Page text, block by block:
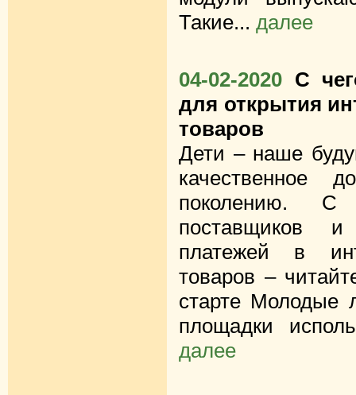
Такие... далее
04-02-2020 С
для открытия
товаров
Дети – наше
качественное
поколению. С
поставщиков
платежей в
товаров –
старте Молодые
площадки
далее